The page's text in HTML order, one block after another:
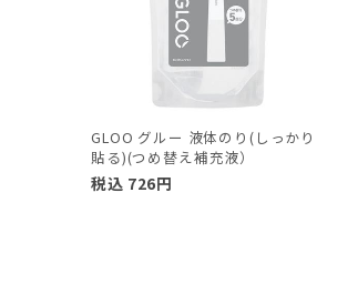
GLOO グルー 液体のり(しっかり
貼る)(つめ替え補充液）
税込 726円